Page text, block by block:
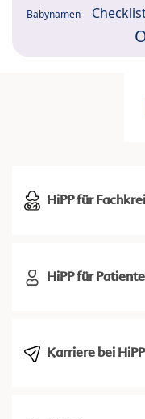
Babynamen
HiPP für
HiPP für
Karriere bei HiPP